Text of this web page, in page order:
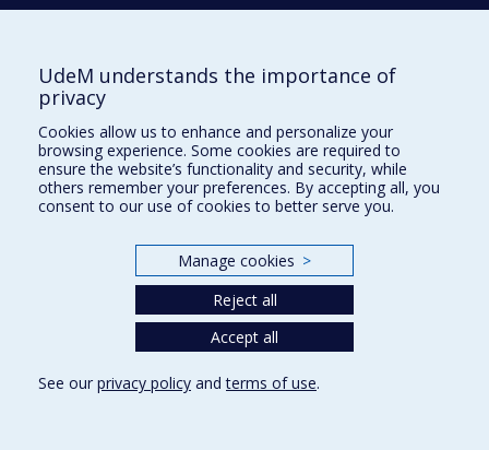
Écoles
Kinésiologie et des sciences de l’activité physique
Orthophonie et audiologie
Réadaptation
Directions
DPC
UdeM understands the importance of
privacy
Cookies allow us to enhance and personalize your
browsing experience. Some cookies are required to
ensure the website’s functionality and security, while
others remember your preferences. By accepting all, you
consent to our use of cookies to better serve you.
Manage cookies >
Reject all
Accept all
See our privacy policy andterms of use.